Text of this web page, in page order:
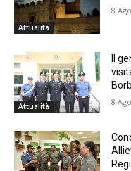
Attualità
8
Attualità
Il
8